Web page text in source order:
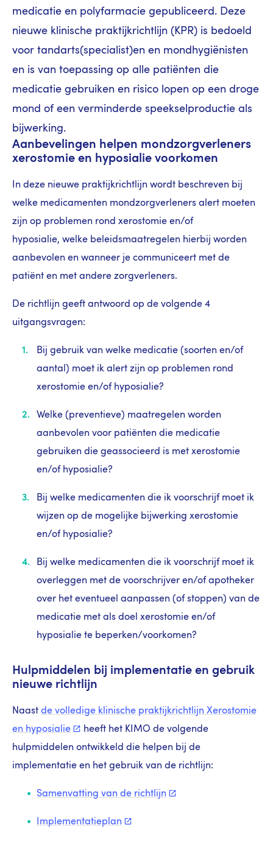
medicatie en polyfarmacie gepubliceerd. Deze
nieuwe klinische praktijkrichtlijn (KPR) is bedoeld
voor tandarts(specialist)en en mondhygiënisten
en is van toepassing op alle patiënten die
medicatie gebruiken en risico lopen op een droge
mond of een verminderde speekselproductie als
bijwerking.
Aanbevelingen helpen mondzorgverleners
xerostomie en hyposialie voorkomen
In deze nieuwe praktijkrichtlijn wordt beschreven bij
welke medicamenten mondzorgverleners alert moeten
zijn op problemen rond xerostomie en/of
hyposialie, welke beleidsmaatregelen hierbij worden
aanbevolen en wanneer je communiceert met de
patiënt en met andere zorgverleners.
De richtlijn geeft antwoord op de volgende 4
uitgangsvragen:
Bij gebruik van welke medicatie (soorten en/of
aantal) moet ik alert zijn op problemen rond
xerostomie en/of hyposialie?
Welke (preventieve) maatregelen worden
aanbevolen voor patiënten die medicatie
gebruiken die geassocieerd is met xerostomie
en/of hyposialie?
Bij welke medicamenten die ik voorschrijf moet ik
wijzen op de mogelijke bijwerking xerostomie
en/of hyposialie?
Bij welke medicamenten die ik voorschrijf moet ik
overleggen met de voorschrijver en/of apotheker
over het eventueel aanpassen (of stoppen) van de
medicatie met als doel xerostomie en/of
hyposialie te beperken/voorkomen?
Hulpmiddelen bij implementatie en gebruik
nieuwe richtlijn
Naast de volledige klinische praktijkrichtlijn Xerostomie
en hyposialie
heeft het KIMO de volgende
hulpmiddelen ontwikkeld die helpen bij de
implementatie en het gebruik van de richtlijn:
Samenvatting van de richtlijn
Implementatieplan